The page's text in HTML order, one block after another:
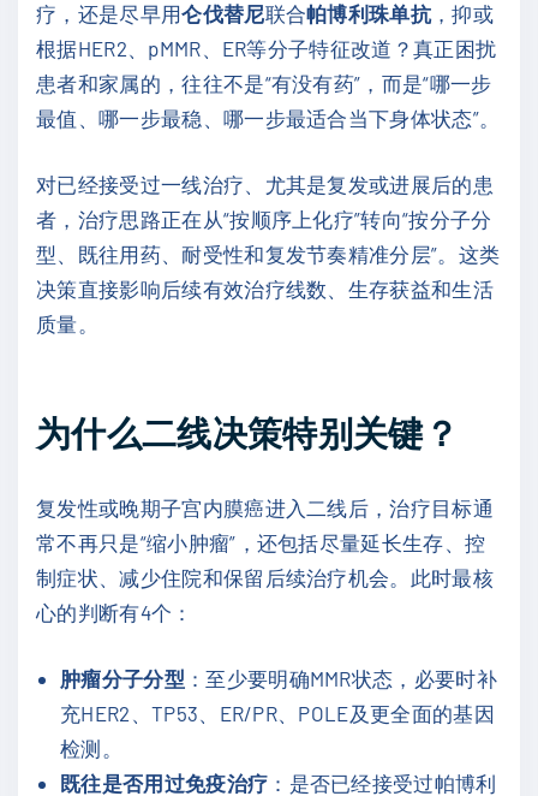
疗，还是尽早用仑伐替尼联合帕博利珠单抗，抑或
根据HER2、pMMR、ER等分子特征改道？真正困扰
患者和家属的，往往不是“有没有药”，而是“哪一步
最值、哪一步最稳、哪一步最适合当下身体状态”。
对已经接受过一线治疗、尤其是复发或进展后的患
者，治疗思路正在从“按顺序上化疗”转向“按分子分
型、既往用药、耐受性和复发节奏精准分层”。这类
决策直接影响后续有效治疗线数、生存获益和生活
质量。
为什么二线决策特别关键？
复发性或晚期子宫内膜癌进入二线后，治疗目标通
常不再只是“缩小肿瘤”，还包括尽量延长生存、控
制症状、减少住院和保留后续治疗机会。此时最核
心的判断有4个：
肿瘤分子分型 ：至少要明确MMR状态，必要时补
充HER2、TP53、ER/PR、POLE及更全面的基因
检测。
既往是否用过免疫治疗 ：是否已经接受过帕博利